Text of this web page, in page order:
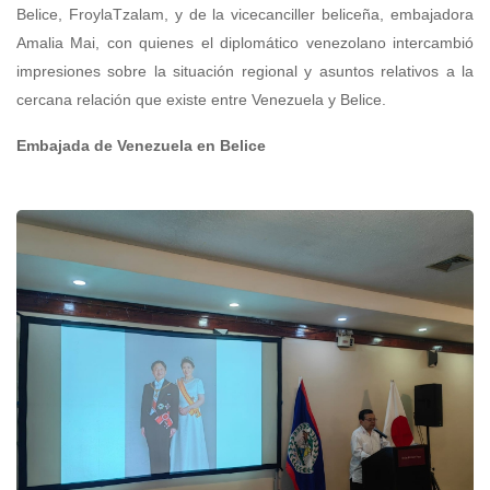
Belice, FroylaTzalam, y de la vicecanciller beliceña, embajadora
Amalia Mai, con quienes el diplomático venezolano intercambió
impresiones sobre la situación regional y asuntos relativos a la
cercana relación que existe entre Venezuela y Belice.
Embajada de Venezuela en Belice